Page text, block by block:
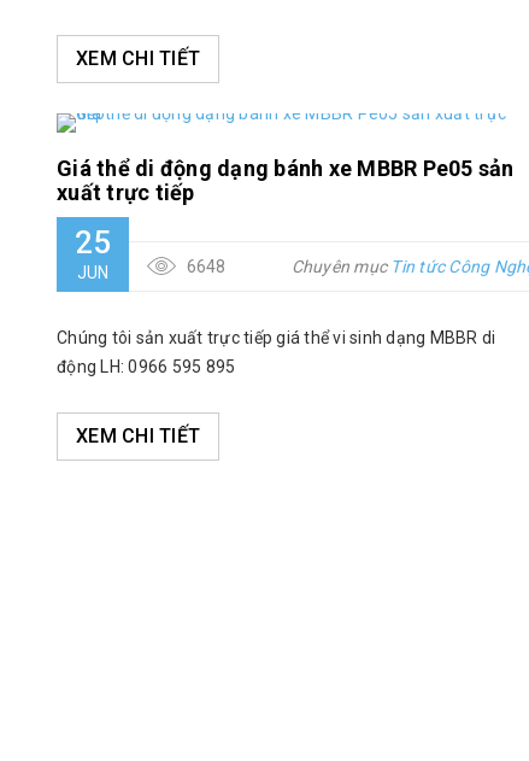
XEM CHI TIẾT
Giá thể di động dạng bánh xe MBBR Pe05 sản
xuất trực tiếp
25
JUN 6648 Chuyên mục Tin tức Công
Chúng tôi sản xuất trực tiếp giá thể vi sinh dạng MBBR di
động LH: 0966 595 895
XEM CHI TIẾT